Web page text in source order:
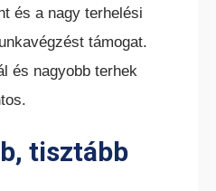
és a nagy terhelési
támogat.
és nagyobb terhek
tisztább